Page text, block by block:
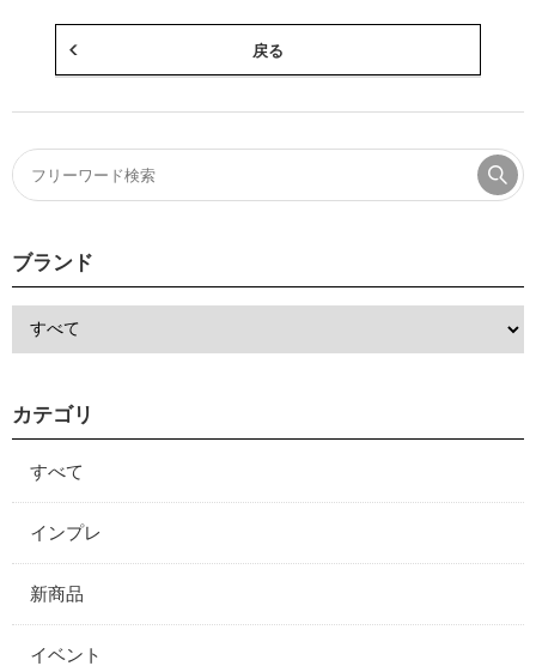
戻る
ブランド
カテゴリ
すべて
インプレ
新商品
イベント